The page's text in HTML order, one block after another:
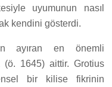
uyumunun nasıl
kendini gösterdi.
ayıran en önemli
(ö. 1645) aittir. Grotius
bir kilise fikrinin